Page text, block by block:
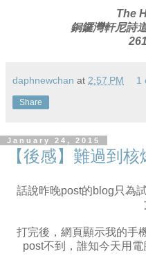
The
銅鑼灣軒尼詩
daphnewchan at 2:57 PM 1
Share
January 24, 2015
【後感】難過到核
話說昨晚post的blog只為
打完後，網頁顯示我的手
post不到，誰知今天用電